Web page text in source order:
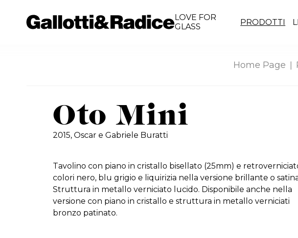
LOVE FOR
GLASS
PRODOTTI
Home Page
Oto Mini
2015, Oscar e Gabriele Buratti
Tavolino con piano in cristallo bisellato (25mm) e
colori nero, blu grigio e liquirizia nella versione brillante o
Struttura in metallo verniciato lucido. Disponibile anche nella
versione con piano in cristallo e struttura in metallo verniciati
bronzo patinato.